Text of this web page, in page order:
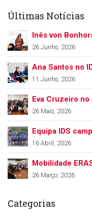
Últimas Notícias
Inês von
26 Junho, 2026
Ana Santos no
11 Junho, 2026
Eva Cruzeiro no
26 Maio, 2026
Equipa IDS
16 Abril, 2026
Mobilidade
26 Março, 2026
Categorias